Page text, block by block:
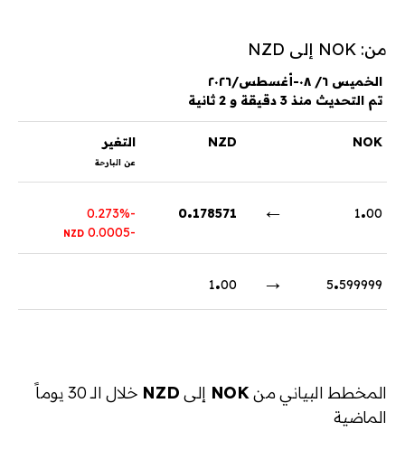
من: NOK إلى NZD
الخميس ٦/ ٠٨-أغسطس/٢٠٢٦
تم التحديث منذ 3 دقيقة و 2 ثانية
NOK
NZD التغير
عن البارحة
1.00
←
0.178571
-0.273%
-0.0005
NZD
5.599999
→
1.00
المخطط البياني منNOK إلى NZD
خلال الـ 30 يوماً
الماضية